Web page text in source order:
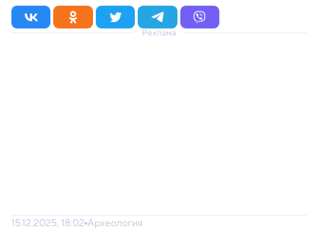
Реклама
15.12.2025, 18:02 Археология